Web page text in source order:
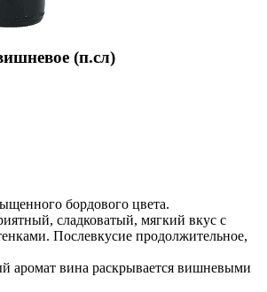
(п.сл)
бордового цвета.
сладковатый, мягкий вкус с
Послевкусие продолжительное,
аромат вина раскрывается вишневыми